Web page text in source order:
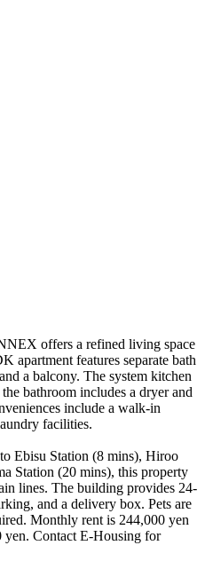
offers a refined living space
apartment features separate bath
a balcony. The system kitchen
bathroom includes a dryer and
include a walk-in
facilities.
Ebisu Station (8 mins), Hiroo
Station (20 mins), this property
lines. The building provides 24-
and a delivery box. Pets are
Monthly rent is 244,000 yen
yen. Contact E-Housing for